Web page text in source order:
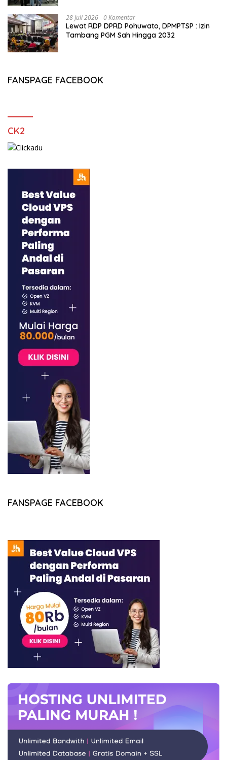
28 Juli 2026 0 Komentar
Lewat RDP DPRD Pohuwato, DPMPTSP : Izin
Tambang PGM Sah Hingga 2032
FANSPAGE FACEBOOK
CK2
FANSPAGE FACEBOOK